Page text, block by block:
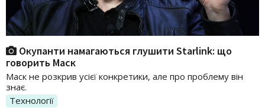
Окупанти намагаються глушити Starlink: що
говорить Маск
Маск не розкрив усієї конкретики, але про проблему він
знає.
Технології